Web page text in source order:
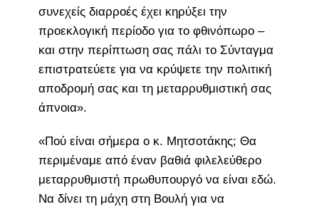
συνεχείς διαρροές έχει κηρύξει την
προεκλογική περίοδο για το φθινόπωρο –
και στην περίπτωση σας πάλι το Σύνταγμα
επιστρατεύετε για να κρύψετε την πολιτική
αποδρομή σας και τη μεταρρυθμιστική σας
άπνοια».
«Πού είναι σήμερα ο κ. Μητσοτάκης; Θα
περιμέναμε από έναν βαθιά φιλελεύθερο
μεταρρυθμιστή πρωθυπουργό να είναι εδώ.
Να δίνει τη μάχη στη Βουλή για να